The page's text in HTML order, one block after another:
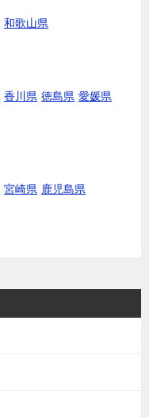
和歌山県
香川県 徳島県 愛媛県
宮崎県 鹿児島県